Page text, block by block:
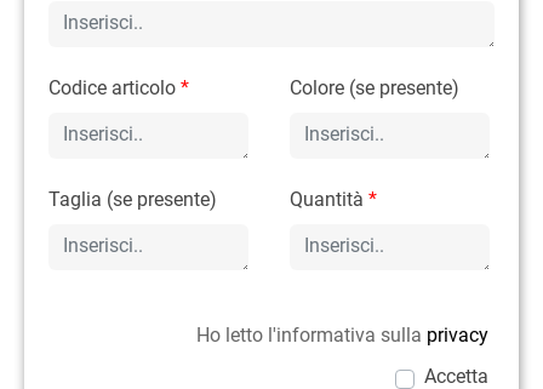
Codice articolo * Colore (se presente)
Taglia (se presente) Quantità*
Ho letto l'informativa sulla privacy
Accetta